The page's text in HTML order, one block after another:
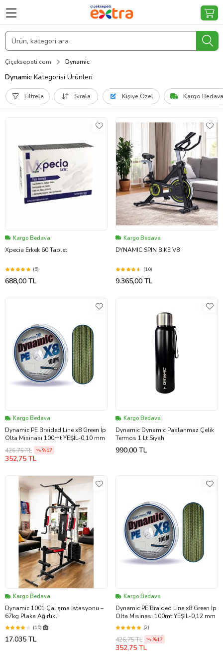
Çiçeksepeti.com Dynamic
Dynamic Kategorisi Ürünleri
Filtrele Sırala Kişiye Özel Kargo Bedava
Kargo Bedava
Xpecia Erkek 60 Tablet
(5)
688,00 TL
Kargo Bedava
DYNAMIC SPIN BIKE V8
(10)
9.365,00 TL
Kargo Bedava
Dynamic PE Braided Line x8 Green İp
Olta Misinası 100mt YEŞİL-0,10 mm
426,75 TL
%17
352,75 TL
Kargo Bedava
Dynamic Dynamıc Paslanmaz Çelik
Termos 1 Lt Siyah
990,00 TL
Kargo Bedava
Dynamic 1001 Çalışma İstasyonu –
67kg Plaka Ağırlıklı
(10)
17.035 TL
Kargo Bedava
Dynamic PE Braided Line x8 Green İp
Olta Misinası 100mt YEŞİL-0,12 mm
(2)
426,75 TL %17
352,75 TL